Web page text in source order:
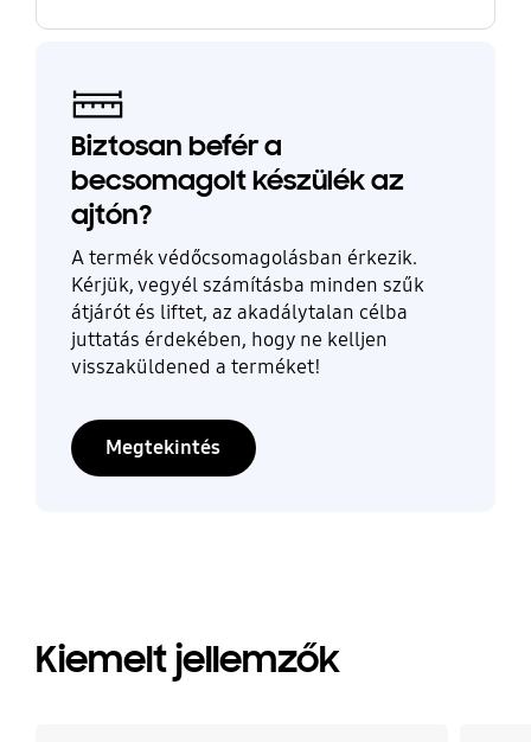
Biztosan befér a
becsomagolt készülék az
ajtón?
A termék védőcsomagolásban érkezik.
Kérjük, vegyél számításba minden szűk
átjárót és liftet, az akadálytalan célba
juttatás érdekében, hogy ne kelljen
visszaküldened a terméket!
Megtekintés
Kiemelt jellemzők